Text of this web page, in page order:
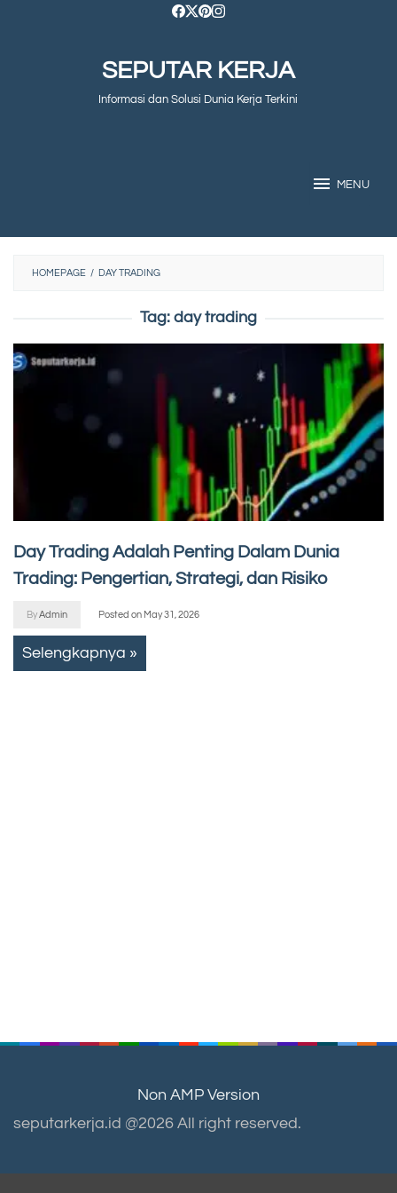
SEPUTAR KERJA
Informasi dan Solusi Dunia Kerja Terkini
MENU
HOMEPAGE / DAY TRADING
Tag: day trading
Day Trading Adalah Penting Dalam Dunia
Trading: Pengertian, Strategi, dan Risiko
ByAdmin Posted on May 31, 2026
Selengkapnya »
Non AMP Version
seputarkerja.id @2026 All right reserved.